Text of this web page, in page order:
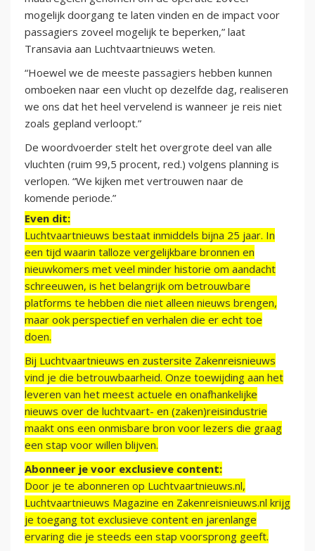
mogelijk doorgang te laten vinden en de impact voor
passagiers zoveel mogelijk te beperken,” laat
Transavia aan Luchtvaartnieuws weten.
“Hoewel we de meeste passagiers hebben kunnen
omboeken naar een vlucht op dezelfde dag, realiseren
we ons dat het heel vervelend is wanneer je reis niet
zoals gepland verloopt.”
De woordvoerder stelt het overgrote deel van alle
vluchten (ruim 99,5 procent, red.) volgens planning is
verlopen. “We kijken met vertrouwen naar de
komende periode.”
Even dit:
Luchtvaartnieuws bestaat inmiddels bijna 25 jaar. In
een tijd waarin talloze vergelijkbare bronnen en
nieuwkomers met veel minder historie om aandacht
schreeuwen, is het belangrijk om betrouwbare
platforms te hebben die niet alleen nieuws brengen,
maar ook perspectief en verhalen die er echt toe
doen.
Bij Luchtvaartnieuws en zustersite Zakenreisnieuws
vind je die betrouwbaarheid. Onze toewijding aan het
leveren van het meest actuele en onafhankelijke
nieuws over de luchtvaart- en (zaken)reisindustrie
maakt ons een onmisbare bron voor lezers die graag
een stap voor willen blijven.
Abonneer je voor exclusieve content:
Door je te abonneren op Luchtvaartnieuws.nl,
Luchtvaartnieuws Magazine en Zakenreisnieuws.nl krijg
je toegang tot exclusieve content en jarenlange
ervaring die je steeds een stap voorsprong geeft.